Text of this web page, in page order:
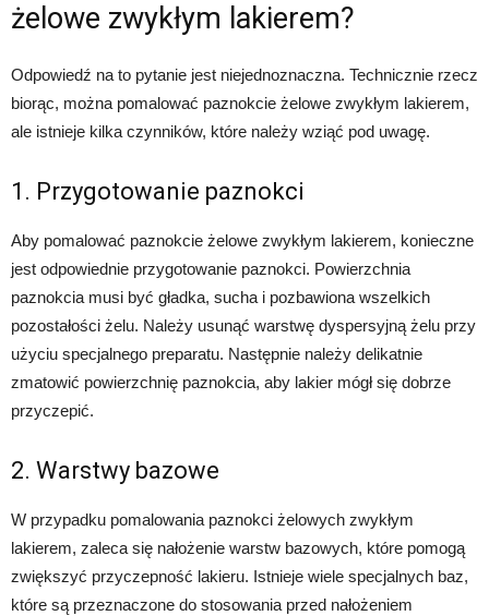
żelowe zwykłym lakierem?
Odpowiedź na to pytanie jest niejednoznaczna. Technicznie rzecz
biorąc, można pomalować paznokcie żelowe zwykłym lakierem,
ale istnieje kilka czynników, które należy wziąć pod uwagę.
1. Przygotowanie paznokci
Aby pomalować paznokcie żelowe zwykłym lakierem, konieczne
jest odpowiednie przygotowanie paznokci. Powierzchnia
paznokcia musi być gładka, sucha i pozbawiona wszelkich
pozostałości żelu. Należy usunąć warstwę dyspersyjną żelu przy
użyciu specjalnego preparatu. Następnie należy delikatnie
zmatowić powierzchnię paznokcia, aby lakier mógł się dobrze
przyczepić.
2. Warstwy bazowe
W przypadku pomalowania paznokci żelowych zwykłym
lakierem, zaleca się nałożenie warstw bazowych, które pomogą
zwiększyć przyczepność lakieru. Istnieje wiele specjalnych baz,
które są przeznaczone do stosowania przed nałożeniem